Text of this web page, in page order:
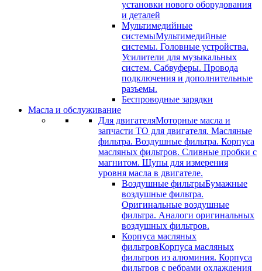
установки нового оборудования
и деталей
Мультимедийные
системыМультимедийные
системы. Головные устройства.
Усилители для музыкальных
систем. Сабвуферы. Провода
подключения и дополнительные
разъемы.
Беспроводные зарядки
Масла и обслуживание
Для двигателяМоторные масла и
запчасти ТО для двигателя. Масляные
фильтра. Воздушные фильтра. Корпуса
масляных фильтров. Сливные пробки с
магнитом. Щупы для измерения
уровня масла в двигателе.
Воздушные фильтрыБумажные
воздушные фильтра.
Оригинальные воздушные
фильтра. Аналоги оригинальных
воздушных фильтров.
Корпуса масляных
фильтровКорпуса масляных
фильтров из алюминия. Корпуса
фильтров с ребрами охлаждения